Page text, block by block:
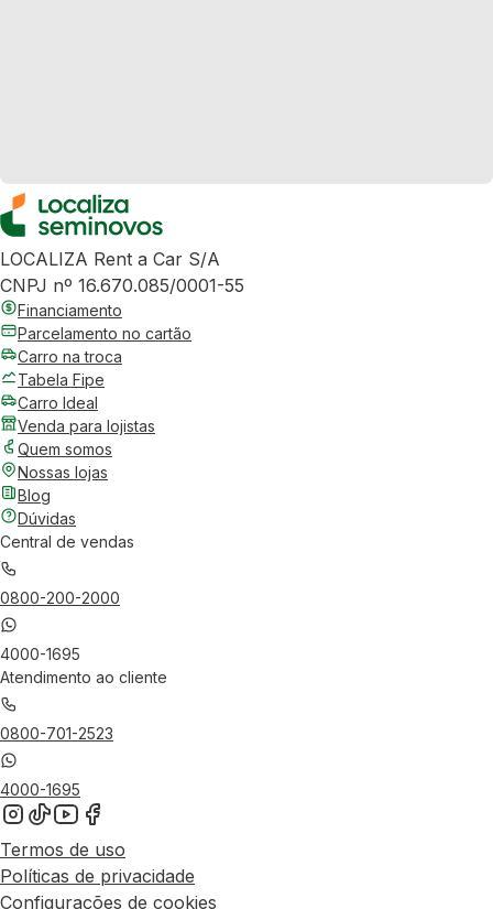
LOCALIZA Rent a Car S/A
CNPJ nº 16.670.085/0001-55
Financiamento
Parcelamento no cartão
Carro na troca
Tabela Fipe
Carro Ideal
Venda para lojistas
Quem somos
Nossas lojas
Blog
Dúvidas
Central de vendas
0800-200-2000
4000-1695
Atendimento ao cliente
0800-701-2523
4000-1695
Termos de uso
Políticas de privacidade
Configurações de cookies